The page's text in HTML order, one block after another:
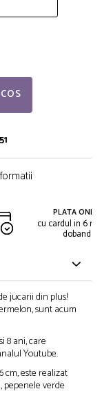
PLATA
cu cardul in 6
dobanda
jucarii din plus!
sunt acum
8 ani, care
Youtube.
cm, este realizat
pepenele verde